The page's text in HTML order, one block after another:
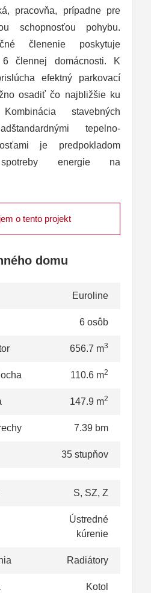
pracovňa, prípadne pre
schopnosťou pohybu.
členenie poskytuje
6 člennej domácnosti. K
efektný parkovací
osadiť čo najbližšie ku
stavebných
tepelno-
je predpokladom
spotreby energie na
o tento projekt
domu
Euroline
6 osôb
656.7 m3
110.6 m2
147.9 m2
7.39 bm
35 stupňov
S, SZ, Z
Ústredné
kúrenie
Radiátory
Kotol